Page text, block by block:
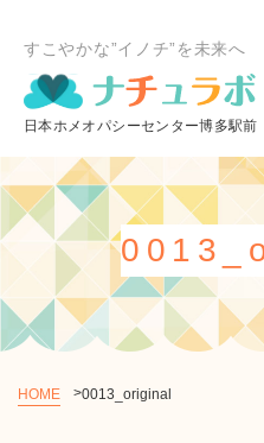
すこやかな”イノチ”を未来へ
HOME 0013_original